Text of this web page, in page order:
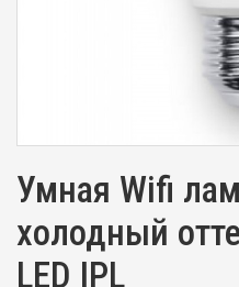
Умная Wifi
холодный
LED IPL